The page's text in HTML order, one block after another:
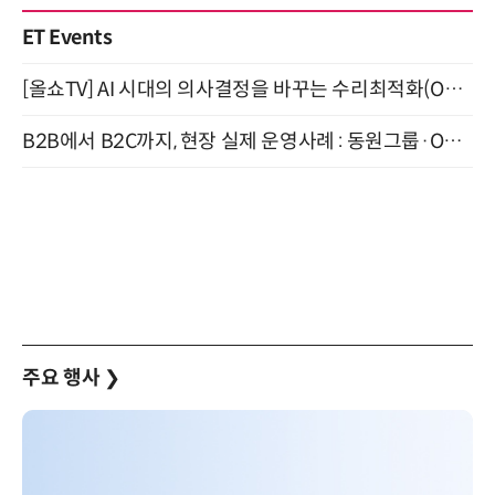
ET Events
[올쇼TV] AI 시대의 의사결정을 바꾸는 수리최적화(Optimization) 소개 (8/20 생방송)
B2B에서 B2C까지, 현장 실제 운영사례 : 동원그룹·OCI·다이닝브랜즈그룹·당근 (8/27)
주요 행사 ❯